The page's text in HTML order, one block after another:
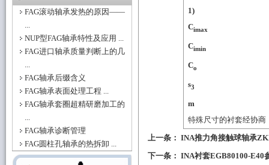
FAG滚动轴承发热的原因——
...
NUP型FAG轴承特性及应用 ...
FAG进口轴承质量判断上的几
...
FAG轴承后缀含义
FAG轴承表面处理工程 ...
FAG轴承套圈超精研磨加工的
...
FAG轴承诊断管理
FAG圆柱孔轴承的热拆卸 ...
1)
Cimax
Cimin
Co
s3
m
特殊尺寸的衬套经协商
上一条： INA推力角接触球轴承
下一条： INA衬套EGB80100-E40